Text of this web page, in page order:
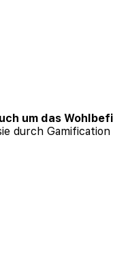
um das
durch